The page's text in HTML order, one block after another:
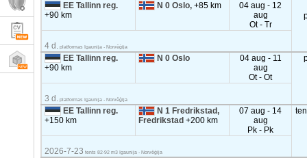
EE Tallinn reg.
+90 km
N 0 Oslo,+85 km
04 aug - 12
aug
Ot - Tr
4 d. platformas Igaunija - Norvēģija
EE Tallinn reg.
+90 km
N 0 Oslo
04 aug - 11
aug
Ot - Ot
3 d. platformas Igaunija - Norvēģija
EE Tallinn reg.
+150 km
N 1 Fredrikstad,
Fredrikstad+200 km
07 aug - 14
aug
Pk - Pk
2026-7-23 tents 82-92 m3 Igaunija - Norvēģija